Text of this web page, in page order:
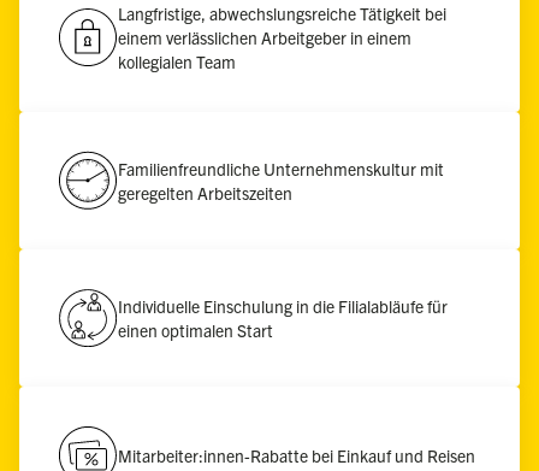
Langfristige, abwechslungsreiche Tätigkeit bei
einem verlässlichen Arbeitgeber in einem
kollegialen Team
Familienfreundliche Unternehmenskultur mit
geregelten Arbeitszeiten
Individuelle Einschulung in die Filialabläufe für
einen optimalen Start
Mitarbeiter:innen-Rabatte bei Einkauf und Reisen